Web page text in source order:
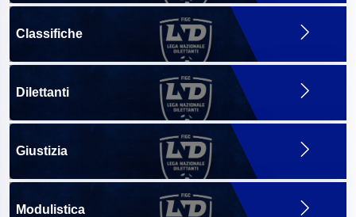
Classifiche
Dilettanti
Giustizia
Modulistica